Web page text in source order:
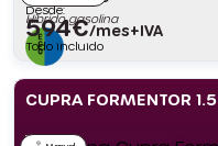
Híbrido gasolina
Desde:
594€/mes+IVA
Todo incluido
CUPRA FORMENTOR